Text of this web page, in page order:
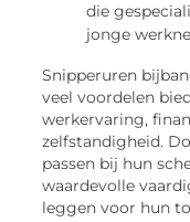
die
jonge
Snipperuren
veel voordelen
werkervaring,
zelfstandigheid.
passen bij hun
waardevolle
leggen voor hun